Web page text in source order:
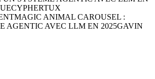
CYPHERTUX
MAGIC ANIMAL CAROUSEL :
AGENTIC AVEC LLM EN 2025GAVIN